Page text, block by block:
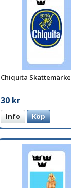
Chiquita Skattemärke
30 kr
Info Köp